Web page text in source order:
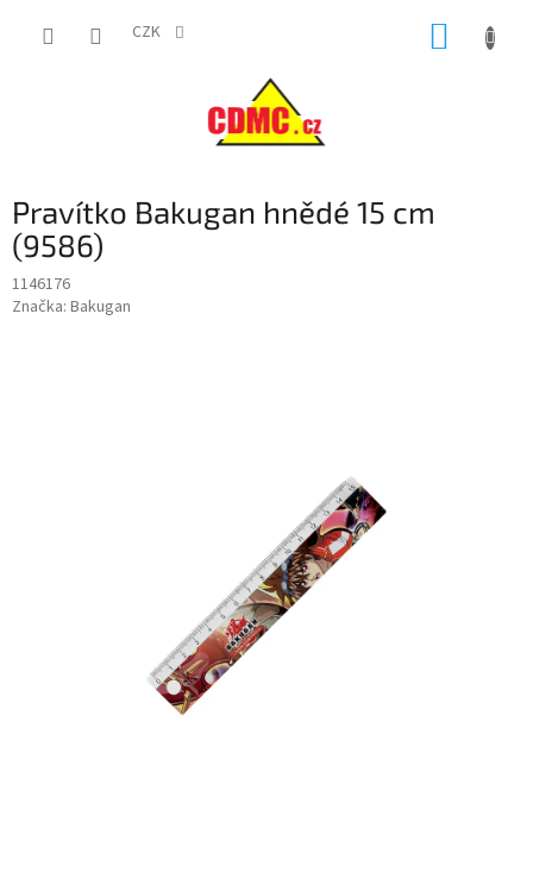
CZK
Pravítko Bakugan hnědé 15 cm
(9586)
1146176
Značka: Bakugan